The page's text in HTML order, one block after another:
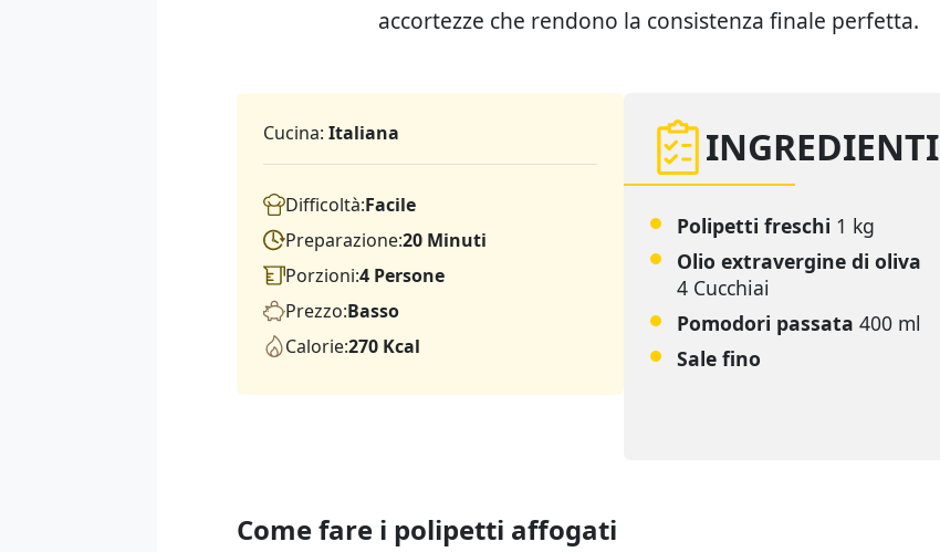
accortezze che rendono la consistenza finale perfetta.
Cucina: Italiana
Difficoltà:Facile
Preparazione:20 Minuti
Porzioni:4 Persone
Prezzo:Basso
Calorie:270 Kcal
INGREDIENTI
Polipetti freschi 1 kg
Olio extravergine di oliva
4 Cucchiai
Pomodori passata 400 ml
Sale fino
Come fare i polipetti affogati